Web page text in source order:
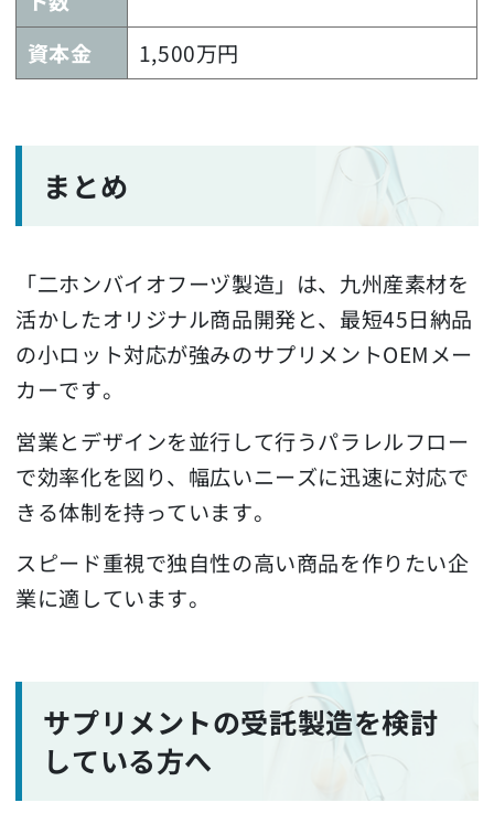
資本金 1,500万円
まとめ
「二ホンバイオフーヅ製造」は、九州産素材を
活かしたオリジナル商品開発と、最短45日納品
の小ロット対応が強みのサプリメントOEMメー
カーです。
営業とデザインを並行して行うパラレルフロー
で効率化を図り、幅広いニーズに迅速に対応で
きる体制を持っています。
スピード重視で独自性の高い商品を作りたい企
業に適しています。
サプリメントの受託製造を検討
している方へ